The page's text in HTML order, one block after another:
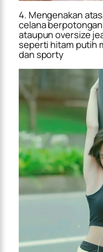
4. Mengenakan
celana
ataupun oversize
seperti hitam putih
dan sporty